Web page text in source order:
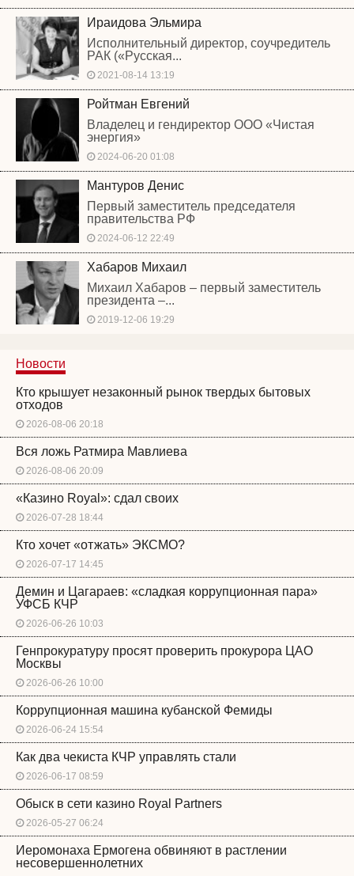
Ираидова Эльмира
Исполнительный директор, соучредитель
РАК («Русская...
2021-08-14 13:19
Ройтман Евгений
Владелец и гендиректор ООО «Чистая
энергия»
2024-06-20 01:08
Мантуров Денис
Первый заместитель председателя
правительства РФ
2024-06-12 22:49
Хабаров Михаил
Михаил Хабаров – первый заместитель
президента –...
2019-12-06 19:29
Новости
Кто крышует незаконный рынок твердых бытовых
отходов
2026-08-06 20:18
Вся ложь Ратмира Мавлиева
2026-08-06 20:09
«Казино Royal»: сдал своих
2026-07-28 18:44
Кто хочет «отжать» ЭКСМО?
2026-07-17 14:45
Демин и Цагараев: «сладкая коррупционная пара»
УФСБ КЧР
2026-06-26 10:03
Генпрокуратуру просят проверить прокурора ЦАО
Москвы
2026-06-26 10:00
Коррупционная машина кубанской Фемиды
2026-06-24 15:54
Как два чекиста КЧР управлять стали
2026-06-17 08:59
Обыск в сети казино Royal Partners
2026-05-27 06:24
Иеромонаха Ермогена обвиняют в растлении
несовершеннолетних